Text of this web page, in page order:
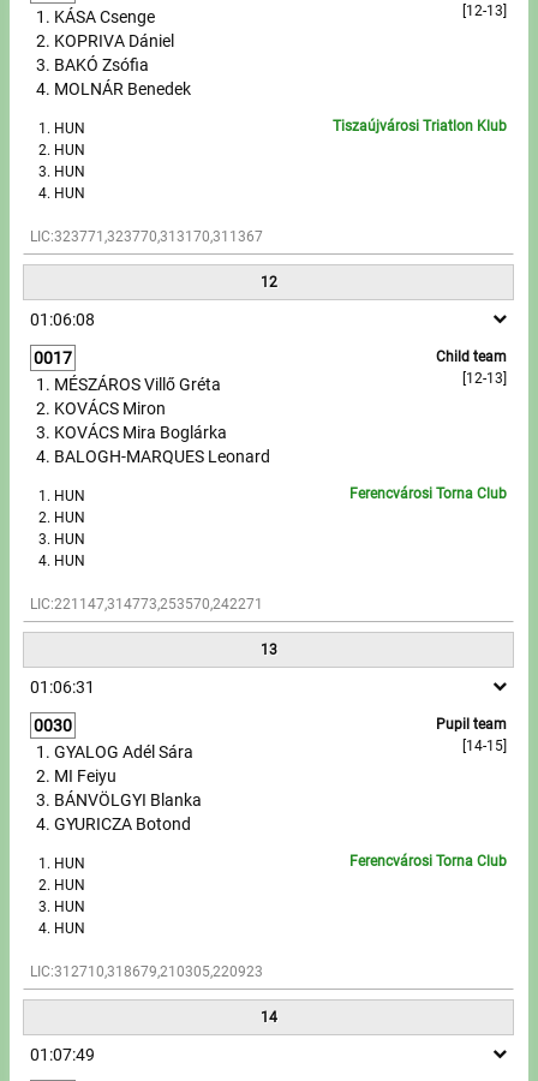
[12-13]
KÁSA Csenge
KOPRIVA Dániel
BAKÓ Zsófia
MOLNÁR Benedek
HUN
HUN
HUN
HUN
LIC:323771,323770,313170,311367
Tiszaújvárosi Triatlon Klub
12
01:06:08
0017
Child team
[12-13]
MÉSZÁROS Villő Gréta
KOVÁCS Miron
KOVÁCS Mira Boglárka
BALOGH-MARQUES Leonard
HUN
HUN
HUN
HUN
LIC:221147,314773,253570,242271
Ferencvárosi Torna Club
13
01:06:31
0030
Pupil team
[14-15]
GYALOG Adél Sára
MI Feiyu
BÁNVÖLGYI Blanka
GYURICZA Botond
HUN
HUN
HUN
HUN
LIC:312710,318679,210305,220923
Ferencvárosi Torna Club
14
01:07:49